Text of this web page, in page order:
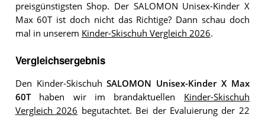
preisgünstigsten Shop. Der SALOMON Unisex-Kinder X
Max 60T ist doch nicht das Richtige? Dann schau doch
mal in unserem Kinder-Skischuh Vergleich 2026.
Vergleichsergebnis
Den Kinder-SkischuhSALOMON Unisex-Kinder X Max
60Thaben wir im brandaktuellen Kinder-Skischuh
Vergleich 2026 begutachtet. Bei der Evaluierung der 22